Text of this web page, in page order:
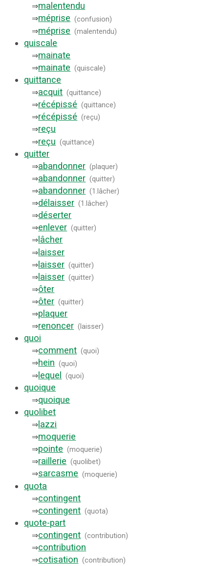
⇒malentendu
⇒méprise (confusion)
⇒méprise (malentendu)
quiscale
⇒mainate
⇒mainate (quiscale)
quittance
⇒acquit (quittance)
⇒récépissé (quittance)
⇒récépissé (reçu)
⇒reçu
⇒reçu (quittance)
quitter
⇒abandonner (plaquer)
⇒abandonner (quitter)
⇒abandonner (1.lâcher)
⇒délaisser (1.lâcher)
⇒déserter
⇒enlever (quitter)
⇒ lâcher
⇒laisser
⇒laisser (quitter)
⇒ laisser (quitter)
⇒ôter
⇒ôter (quitter)
⇒plaquer
⇒renoncer (laisser)
quoi
⇒comment (quoi)
⇒hein (quoi)
⇒lequel (quoi)
quoique
⇒quoique
quolibet
⇒ lazzi
⇒moquerie
⇒pointe (moquerie)
⇒raillerie (quolibet)
⇒sarcasme (moquerie)
quota
⇒contingent
⇒contingent (quota)
quote-part
⇒contingent (contribution)
⇒contribution
⇒cotisation (contribution)